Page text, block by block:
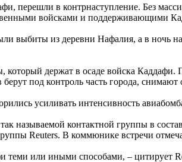
в контрнаступление. Без
войсками и поддерживающими
выбиты из деревни Нафалия, а в ночь
который держат в осаде войска
под контроль часть города,
усиливать интенсивность
называемой контактной группы в
Reuters. В коммюнике встречи
или иными способами, – цитирует